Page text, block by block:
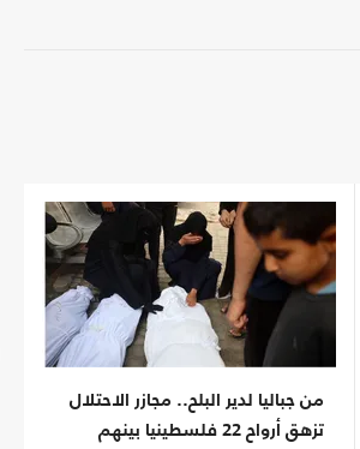
من جباليا لدير البلح.. مجازر الاحتلال
تزهق أرواح 22 فلسطينيا بينهم